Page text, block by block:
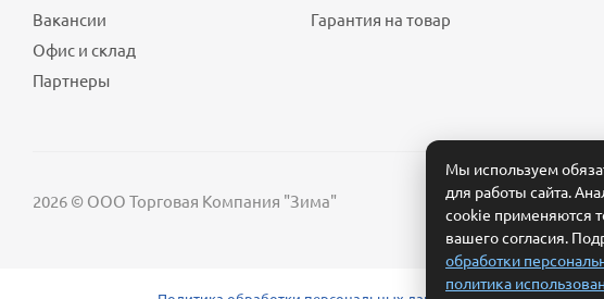
Вакансии
Офис и склад
Партнеры
Гарантия на товар
2026 © ООО Торговая Компания "Зима"
Мы используем
для работы сайта.
cookie применяются
вашего согласия.
обработки
политика